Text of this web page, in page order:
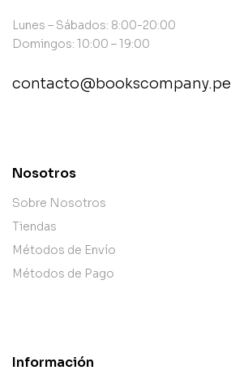
Lunes – Sábados: 8:00-20:00
Domingos: 10:00 – 19:00
contacto@bookscompany.pe
Nosotros
Sobre Nosotros
Tiendas
Métodos de Envío
Métodos de Pago
Información